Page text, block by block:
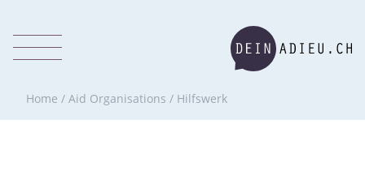
Home / Aid Organisations / Hilfswerk